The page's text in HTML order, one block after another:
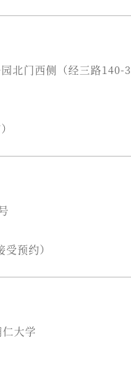
北门西侧（经三路140-3
预约）
大学